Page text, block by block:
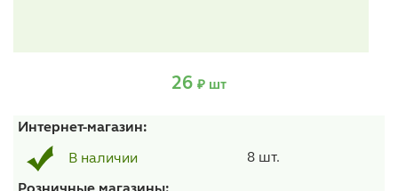
26 ₽ шт
Интернет-магазин:
В наличии 8 шт.